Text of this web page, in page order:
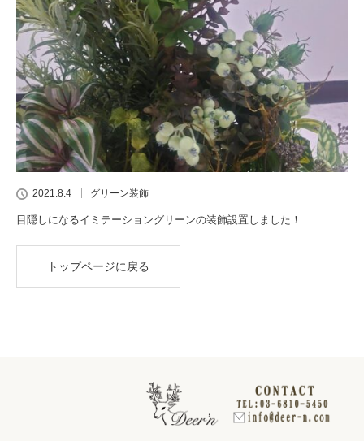
2021.8.4 グリーン装飾
目隠しになるイミテーショングリーンの装飾設置しました！
トップページに戻る